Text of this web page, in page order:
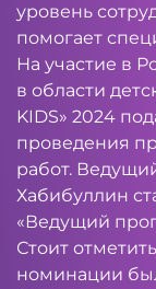
уровень
помогает
На участие в
в области
KIDS» 2024
проведения
работ.
Хабибуллин
«Ведущий
Стоит
номинации